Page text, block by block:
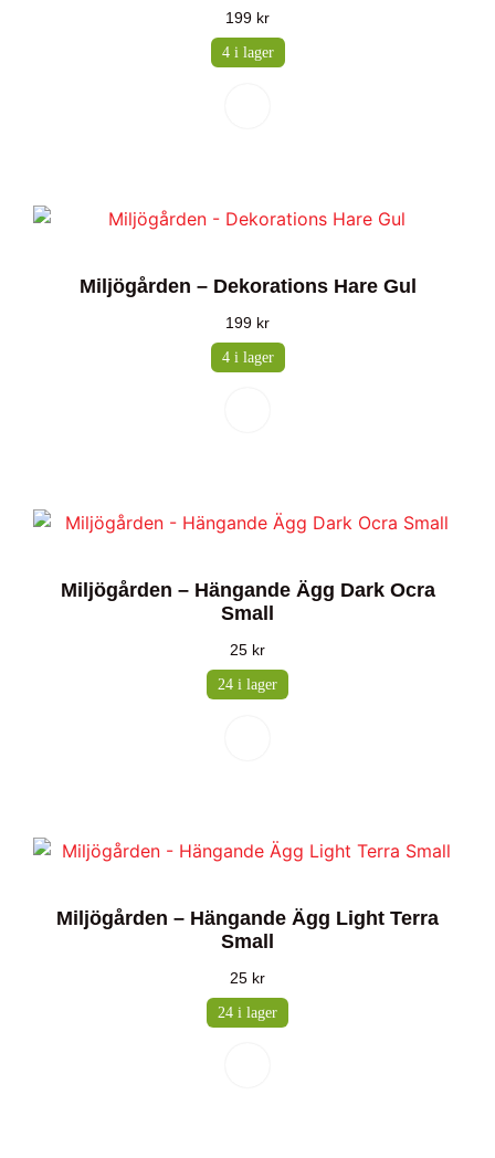
199 kr
4 i lager
Miljögården – Dekorations Hare Gul
199 kr
4 i lager
Miljögården – Hängande Ägg Dark Ocra
Small
25 kr
24 i lager
Miljögården – Hängande Ägg Light Terra
Small
25 kr
24 i lager